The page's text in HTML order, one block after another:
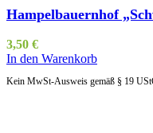
Hampelbauernhof
3,50 €
In den Warenkorb
Kein MwSt-Ausweis gemäß § 19